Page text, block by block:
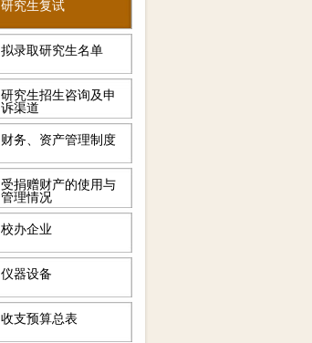
研究生复试
拟录取研究生名单
研究生招生咨询及申
诉渠道
财务、资产管理制度
受捐赠财产的使用与
管理情况
校办企业
仪器设备
收支预算总表